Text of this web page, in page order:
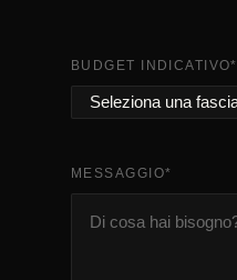
BUDGET INDICATIVO*
MESSAGGIO*